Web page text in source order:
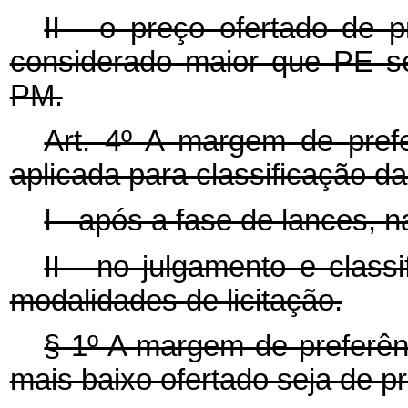
II - o preço ofertado de
considerado maior que PE
PM.
Art. 4º A margem de
aplicada para classificação
I - após a fase de lances,
II - no julgamento e
modalidades de licitação.
§ 1º A margem de
mais baixo ofertado seja de